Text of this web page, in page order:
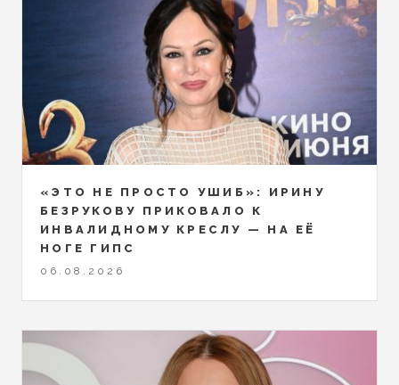
«ЭТО НЕ ПРОСТО УШИБ»: ИРИНУ
БЕЗРУКОВУ ПРИКОВАЛО К
ИНВАЛИДНОМУ КРЕСЛУ — НА ЕЁ
НОГЕ ГИПС
06.08.2026